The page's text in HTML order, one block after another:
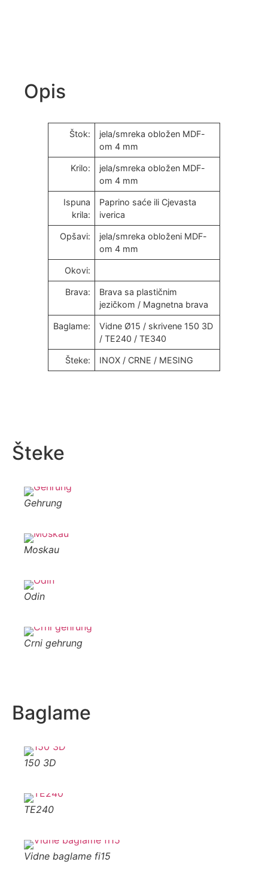
Opis
Štok:
jela/smreka obložen MDF-
om 4 mm
Krilo:
jela/smreka obložen MDF-
om 4 mm
Ispuna
krila:
Paprino saće ili Cjevasta
iverica
Opšavi:
jela/smreka obloženi MDF-
om 4 mm
Okovi:
Brava:
Brava sa plastičnim
jezičkom / Magnetna brava
Baglame:
Vidne Ø15 / skrivene 150 3D
/ TE240 / TE340
Šteke: INOX / CRNE / MESING
Šteke
Gehrung
Moskau
Odin
Crni gehrung
Baglame
150 3D
TE240
Vidne baglame fi15